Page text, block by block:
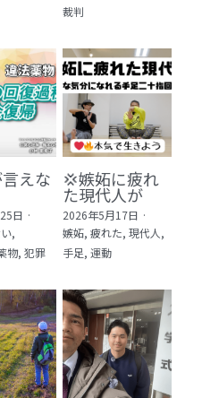
災・科学技術 12冊
測 11冊
説・漫画・ドラマ・
裁判
えな
日 ·
,
物, 犯罪
💢嫉妬に疲れ
た現代人が
2026年5月17日 ·
嫉妬, 疲れた, 現代人,
手足, 運動